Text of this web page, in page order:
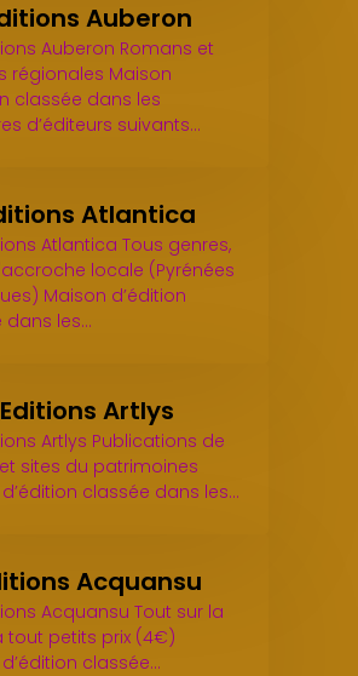
Auberon
Auberon Romans et
régionales Maison
classée dans les
d’éditeurs suivants…
Atlantica
Atlantica Tous genres,
locale (Pyrénées
Maison d’édition
dans les…
Editions Artlys
Artlys Publications de
sites du patrimoines
classée dans les…
Acquansu
Acquansu Tout sur la
tout petits prix (4€)
classée…